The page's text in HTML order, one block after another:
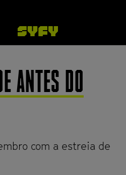
ANTES DO
com a estreia de